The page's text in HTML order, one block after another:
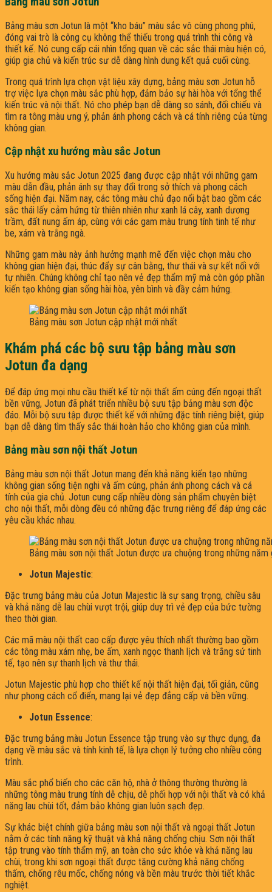
Bảng màu sơn Jotun là một “kho báu” màu sắc vô cùng phong phú,
đóng vai trò là công cụ không thể thiếu trong quá trình thi công và
thiết kế. Nó cung cấp cái nhìn tổng quan về các sắc thái màu hiện có,
giúp gia chủ và kiến trúc sư dễ dàng hình dung kết quả cuối cùng.
Trong quá trình lựa chọn vật liệu xây dựng, bảng màu sơn Jotun hỗ
trợ việc lựa chọn màu sắc phù hợp, đảm bảo sự hài hòa với tổng thể
kiến trúc và nội thất. Nó cho phép bạn dễ dàng so sánh, đối chiếu và
tìm ra tông màu ưng ý, phản ánh phong cách và cá tính riêng của từng
không gian.
Cập nhật xu hướng màu sắc Jotun
Xu hướng màu sắc Jotun 2025 đang được cập nhật với những gam
màu dẫn đầu, phản ánh sự thay đổi trong sở thích và phong cách
sống hiện đại. Năm nay, các tông màu chủ đạo nổi bật bao gồm các
sắc thái lấy cảm hứng từ thiên nhiên như xanh lá cây, xanh dương
trầm, đất nung ấm áp, cùng với các gam màu trung tính tinh tế như
be, xám và trắng ngà.
Những gam màu này ảnh hưởng mạnh mẽ đến việc chọn màu cho
không gian hiện đại, thúc đẩy sự cân bằng, thư thái và sự kết nối với
tự nhiên. Chúng không chỉ tạo nên vẻ đẹp thẩm mỹ mà còn góp phần
kiến tạo không gian sống hài hòa, yên bình và đầy cảm hứng.
Bảng màu sơn Jotun cập nhật mới nhất
Khám phá các bộ sưu tập bảng màu sơn
Jotun đa dạng
Để đáp ứng mọi nhu cầu thiết kế từ nội thất ấm cúng đến ngoại thất
bền vững, Jotun đã phát triển nhiều bộ sưu tập bảng màu sơn độc
đáo. Mỗi bộ sưu tập được thiết kế với những đặc tính riêng biệt, giúp
bạn dễ dàng tìm thấy sắc thái hoàn hảo cho không gian của mình.
Bảng màu sơn nội thất Jotun
Bảng màu sơn nội thất Jotun mang đến khả năng kiến tạo những
không gian sống tiện nghi và ấm cúng, phản ánh phong cách và cá
tính của gia chủ. Jotun cung cấp nhiều dòng sản phẩm chuyên biệt
cho nội thất, mỗi dòng đều có những đặc trưng riêng để đáp ứng các
yêu cầu khác nhau.
Bảng màu sơn nội thất Jotun được ưa chuộng trong những năm
Jotun Majestic:
Đặc trưng bảng màu của Jotun Majestic là sự sang trọng, chiều sâu
và khả năng dễ lau chùi vượt trội, giúp duy trì vẻ đẹp của bức tường
theo thời gian.
Các mã màu nội thất cao cấp được yêu thích nhất thường bao gồm
các tông màu xám nhẹ, be ấm, xanh ngọc thanh lịch và trắng sứ tinh
tế, tạo nên sự thanh lịch và thư thái.
Jotun Majestic phù hợp cho thiết kế nội thất hiện đại, tối giản, cũng
như phong cách cổ điển, mang lại vẻ đẹp đẳng cấp và bền vững.
Jotun Essence:
Đặc trưng bảng màu Jotun Essence tập trung vào sự thực dụng, đa
dạng về màu sắc và tính kinh tế, là lựa chọn lý tưởng cho nhiều công
trình.
Màu sắc phổ biến cho các căn hộ, nhà ở thông thường thường là
những tông màu trung tính dễ chịu, dễ phối hợp với nội thất và có khả
năng lau chùi tốt, đảm bảo không gian luôn sạch đẹp.
Sự khác biệt chính giữa bảng màu sơn nội thất và ngoại thất Jotun
nằm ở các tính năng kỹ thuật và khả năng chống chịu. Sơn nội thất
tập trung vào tính thẩm mỹ, an toàn cho sức khỏe và khả năng lau
chùi, trong khi sơn ngoại thất được tăng cường khả năng chống
thấm, chống rêu mốc, chống nóng và bền màu trước thời tiết khắc
nghiệt.